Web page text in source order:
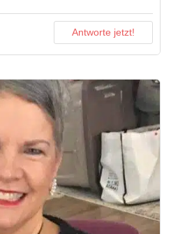
Antworte jetzt!